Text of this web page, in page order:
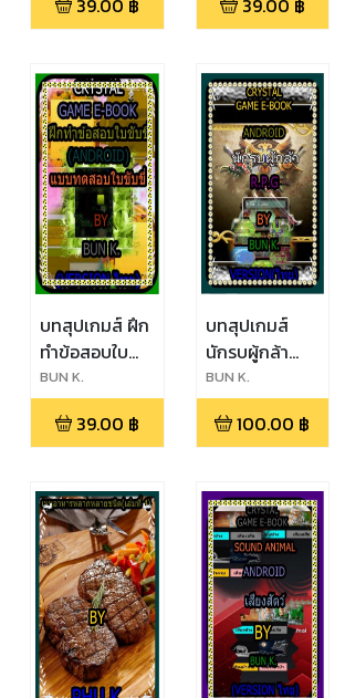
โชค(android)
เกมส์จับคู่
(android)
บทสุปเกมส์ ฝึก
ทำข้อสอบใบ
ขับขี่ ประเภท
เกมส์ แบบ
ทดสอบใบ
BUN K.
39.00 ฿
บทสุปเกมส์
นักรบผู้กล้า
ประเภทเกมส์
R.P.G.
(android)
BUN K.
100.00 ฿